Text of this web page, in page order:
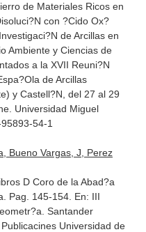
de Materiales Ricos en
con ?Cido Ox?
de Arcillas en
Ambiente y Ciencias de
a la XVII Reuni?N
de Arcillas
y Castell?N, del 27 al 29
Universidad Miguel
54-1
Bueno Vargas, J, Perez
D Coro de la Abad?a
Pag. 145-154. En: III
. Santander
Universidad de